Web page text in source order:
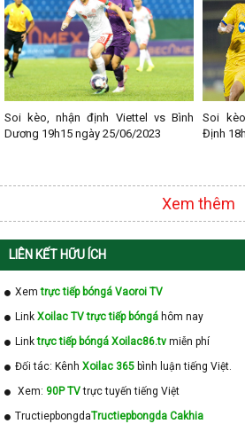
Soi kèo, nhận định Viettel vs Bình
Dương 19h15 ngày 25/06/2023
Soi
Định
Xem thêm
LIÊN KẾT HỮU ÍCH
Xemtrực tiếp bóngá Vaoroi TV
Link Xoilac TV trực tiếp bóngá hôm nay
Linktrực tiếp bóngá Xoilac86.tv miễn phí
Đối tác: Kênh Xoilac 365 bình luận tiếng Việt.
Xem: 90P TVtrực tuyến tiếng Việt
TructiepbongdaTructiepbongda Cakhia